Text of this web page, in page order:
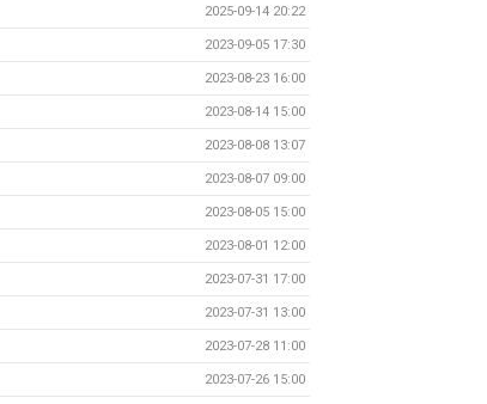
2025-09-14 20:22
2023-09-05 17:30
2023-08-23 16:00
2023-08-14 15:00
2023-08-08 13:07
2023-08-07 09:00
2023-08-05 15:00
2023-08-01 12:00
2023-07-31 17:00
2023-07-31 13:00
2023-07-28 11:00
2023-07-26 15:00